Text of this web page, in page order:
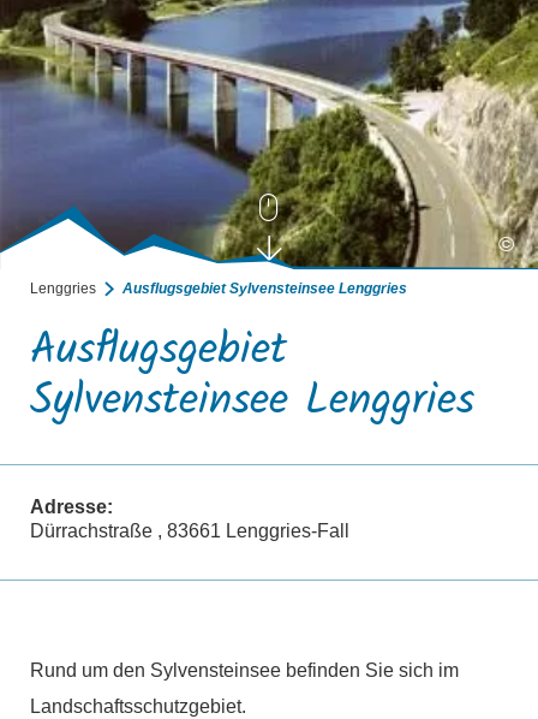
©
Lenggries Ausflugsgebiet Sylvensteinsee Lenggries
Ausflugsgebiet
Sylvensteinsee Lenggries
Adresse:
Dürrachstraße , 83661 Lenggries-Fall
Rund um den Sylvensteinsee befinden Sie sich im
Landschaftsschutzgebiet.